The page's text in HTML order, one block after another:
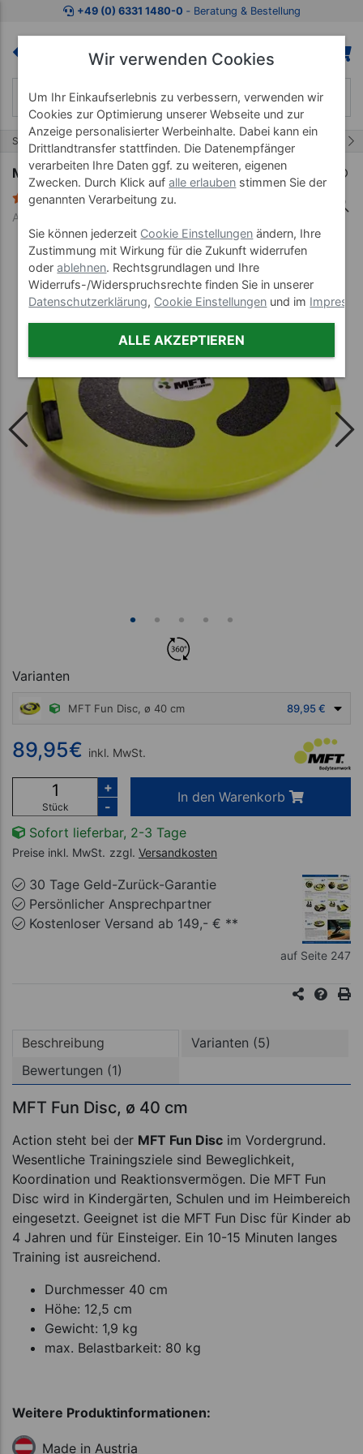
Zum Kaufbereich springen Zur Produktbeschreibung
+49 (0) 6331 1480-0 ‐ Beratung & Bestellung
Start Balancegeräte
MFT Fun Disc, ø 40 cm
1 Bewertung
Art-Nr. 02341
Varianten
MFT Fun Disc, ø 40 cm 89,95 €
89,95€ inkl. MwSt.
Stück
+
-
In den Warenkorb
Sofort lieferbar, 2-3 Tage
Preise inkl. MwSt. zzgl. Versandkosten
30 Tage Geld-Zurück-Garantie
Persönlicher Ansprechpartner
Kostenloser Versand ab 149,- € **
auf Seite 247
Beschreibung
Varianten (5)
Bewertungen (1)
MFT Fun Disc, ø 40 cm
Action steht bei der MFT Fun Disc im Vordergrund.
Wesentliche Trainingsziele sind Beweglichkeit,
Koordination und Reaktionsvermögen. Die MFT Fun
Disc wird in Kindergärten, Schulen und im Heimbereich
eingesetzt. Geeignet ist die MFT Fun Disc für Kinder ab
4 Jahren und für Einsteiger. Ein 10-15 Minuten langes
Training ist ausreichend.
Durchmesser 40 cm
Höhe: 12,5 cm
Gewicht: 1,9 kg
max. Belastbarkeit: 80 kg
Weitere Produktinformationen:
Made in Austria
Wir verwenden Cookies
Um Ihr Einkaufserlebnis zu verbessern, verwenden wir
Cookies zur Optimierung unserer Webseite und zur
Anzeige personalisierter Werbeinhalte. Dabei kann ein
Drittlandtransfer stattfinden. Die Datenempfänger
verarbeiten Ihre Daten ggf. zu weiteren, eigenen
Zwecken. Durch Klick aufalle erlauben stimmen Sie der
genannten Verarbeitung zu.
Sie können jederzeit Cookie Einstellungen ändern, Ihre
Zustimmung mit Wirkung für die Zukunft widerrufen
oderablehnen. Rechtsgrundlagen und Ihre
Widerrufs-/Widerspruchsrechte finden Sie in unserer
Datenschutzerklärung, Cookie Einstellungen und im
ALLE AKZEPTIEREN